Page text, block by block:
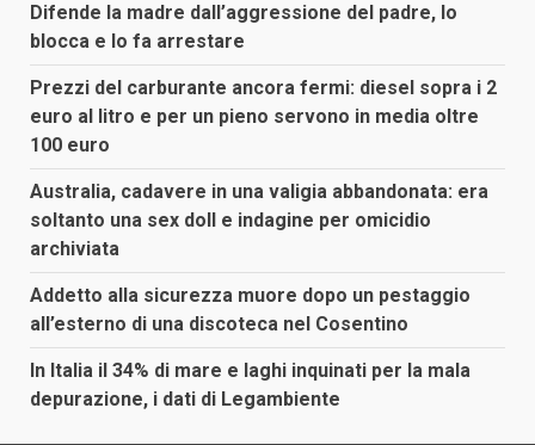
Difende la madre dall’aggressione del padre, lo
blocca e lo fa arrestare
Prezzi del carburante ancora fermi: diesel sopra i 2
euro al litro e per un pieno servono in media oltre
100 euro
Australia, cadavere in una valigia abbandonata: era
soltanto una sex doll e indagine per omicidio
archiviata
Addetto alla sicurezza muore dopo un pestaggio
all’esterno di una discoteca nel Cosentino
In Italia il 34% di mare e laghi inquinati per la mala
depurazione, i dati di Legambiente